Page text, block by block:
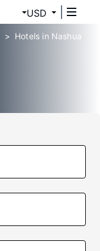
USD
Hotels in Nashua